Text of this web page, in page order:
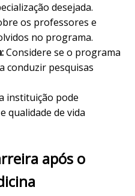
desejada.
os professores e
no programa.
Considere se o programa
conduzir pesquisas
instituição pode
qualidade de vida
após o